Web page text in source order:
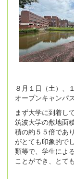
８月１日（土）、
オープンキャンパ
まず大学に到着し
筑波大学の敷地面
積の約５５倍であ
がとても印象的で
類等で、学生によ
ことができ、とて